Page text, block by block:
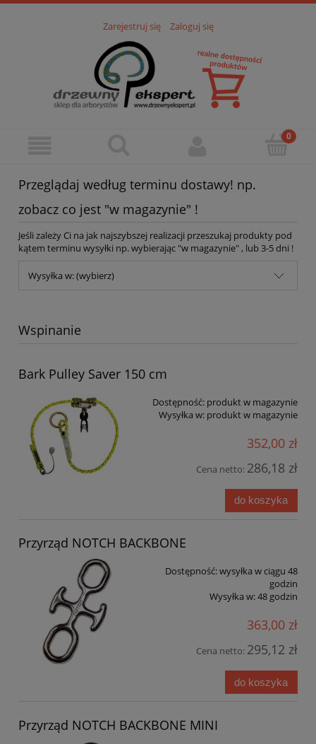
Zarejestruj się Zaloguj się
Przeglądaj według terminu dostawy! np.
zobacz co jest "w magazynie" !
Jeśli zależy Ci na jak najszybszej realizacji przeszukaj produkty pod
kątem terminu wysyłki np. wybierając "w magazynie" , lub 3-5 dni !
Wysyłka w: (wybierz)
Wspinanie
Bark Pulley Saver 150 cm
Dostępność: produkt w magazynie
Wysyłka w: produkt w magazynie
352,00 zł
Cena netto: 286,18 zł
do koszyka
Przyrząd NOTCH BACKBONE
Dostępność:wysyłka w ciągu 48
godzin
Wysyłka w:48 godzin
363,00 zł
Cena netto: 295,12 zł
do koszyka
Przyrząd NOTCH BACKBONE MINI